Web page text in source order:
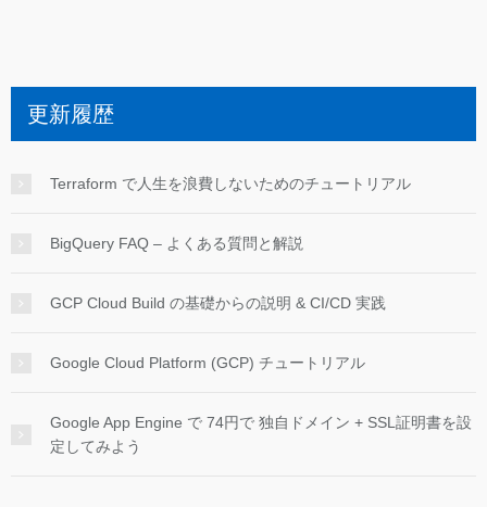
更新履歴
Terraform で人生を浪費しないためのチュートリアル
BigQuery FAQ – よくある質問と解説
GCP Cloud Build の基礎からの説明 & CI/CD 実践
Google Cloud Platform (GCP) チュートリアル
Google App Engine で 74円で 独自ドメイン + SSL証明書を設
定してみよう